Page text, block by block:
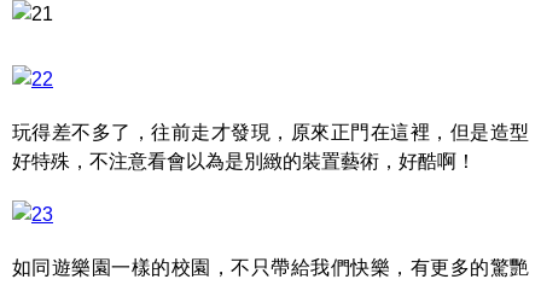
玩得差不多了，往前走才發現，原來正門在這裡，但是造型
好特殊，不注意看會以為是別緻的裝置藝術，好酷啊！
如同遊樂園一樣的校園，不只帶給我們快樂，有更多的驚艷